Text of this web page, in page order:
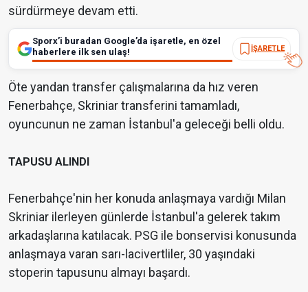
sürdürmeye devam etti.
Sporx’i buradan Google’da işaretle, en özel
haberlere ilk sen ulaş!
İŞARETLE
Öte yandan transfer çalışmalarına da hız veren
Fenerbahçe, Skriniar transferini tamamladı,
oyuncunun ne zaman İstanbul'a geleceği belli oldu.
TAPUSU ALINDI
Fenerbahçe'nin her konuda anlaşmaya vardığı Milan
Skriniar ilerleyen günlerde İstanbul'a gelerek takım
arkadaşlarına katılacak. PSG ile bonservisi konusunda
anlaşmaya varan sarı-lacivertliler, 30 yaşındaki
stoperin tapusunu almayı başardı.